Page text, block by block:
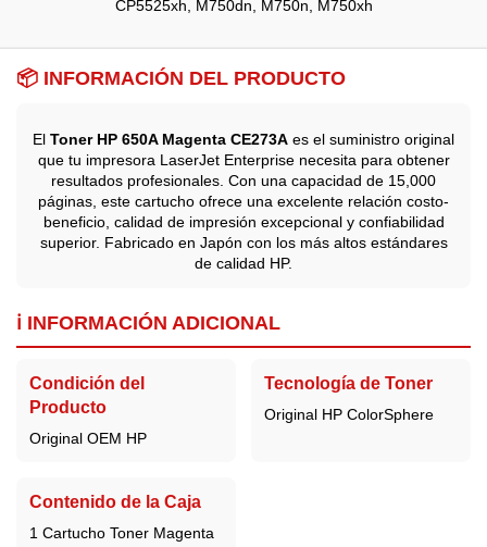
CP5525xh, M750dn, M750n, M750xh
📦 INFORMACIÓN DEL PRODUCTO
El Toner HP 650A Magenta CE273A es el suministro original
que tu impresora LaserJet Enterprise necesita para obtener
resultados profesionales. Con una capacidad de 15,000
páginas, este cartucho ofrece una excelente relación costo-
beneficio, calidad de impresión excepcional y confiabilidad
superior. Fabricado en Japón con los más altos estándares
de calidad HP.
ℹ️ INFORMACIÓN ADICIONAL
Condición del
Producto
Original OEM HP
Tecnología de Toner
Original HP ColorSphere
Contenido de la Caja
1 Cartucho Toner Magenta